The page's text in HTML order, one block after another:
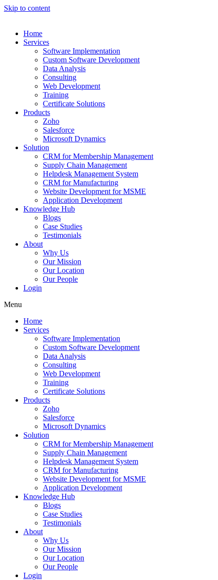
Skip to content
Home
Services
Software Implementation
Custom Software Development
Data Analysis
Consulting
Web Development
Training
Certificate Solutions
Products
Zoho
Salesforce
Microsoft Dynamics
Solution
CRM for Membership Management
Supply Chain Management
Helpdesk Management System
CRM for Manufacturing
Website Development for MSME
Application Development
Knowledge Hub
Blogs
Case Studies
Testimonials
About
Why Us
Our Mission
Our Location
Our People
Login
Menu
Home
Services
Software Implementation
Custom Software Development
Data Analysis
Consulting
Web Development
Training
Certificate Solutions
Products
Zoho
Salesforce
Microsoft Dynamics
Solution
CRM for Membership Management
Supply Chain Management
Helpdesk Management System
CRM for Manufacturing
Website Development for MSME
Application Development
Knowledge Hub
Blogs
Case Studies
Testimonials
About
Why Us
Our Mission
Our Location
Our People
Login